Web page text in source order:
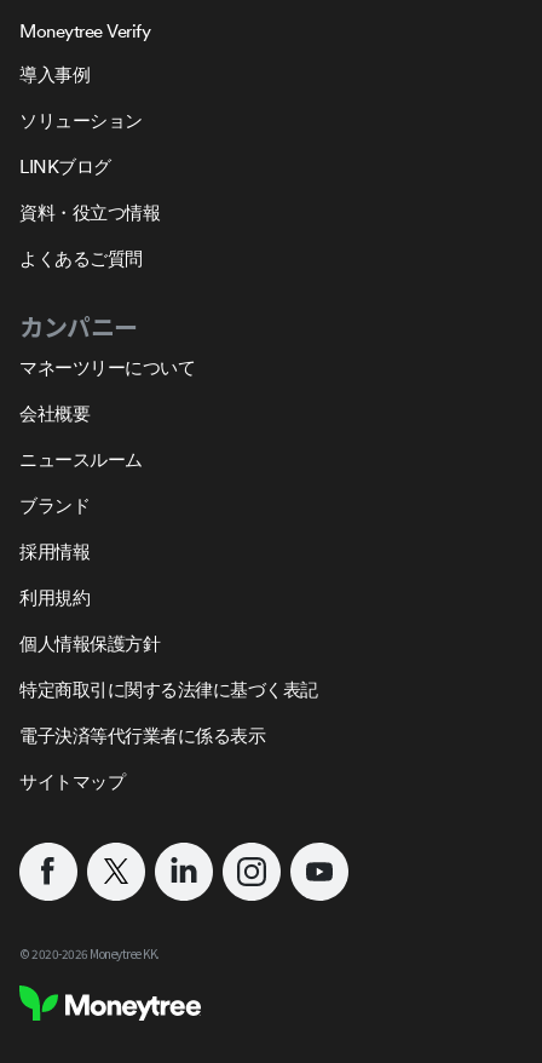
Moneytree Verify
導入事例
ソリューション
LINKブログ
資料・役立つ情報
よくあるご質問
カンパニー
マネーツリーについて
会社概要
ニュースルーム
ブランド
採用情報
利用規約
個人情報保護方針
特定商取引に関する法律に基づく表記
電子決済等代行業者に係る表示
サイトマップ
©︎ 2020-2026 Moneytree KK.